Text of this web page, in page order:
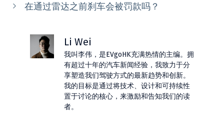
在通过雷达之前刹车会被罚款吗？
Li Wei
我叫李伟，是EVgoHK充满热情的主编。拥
有超过十年的汽车新闻经验，我致力于分
享塑造我们驾驶方式的最新趋势和创新。
我的目标是通过将技术、设计和可持续性
置于讨论的核心，来激励和告知我们的读
者。